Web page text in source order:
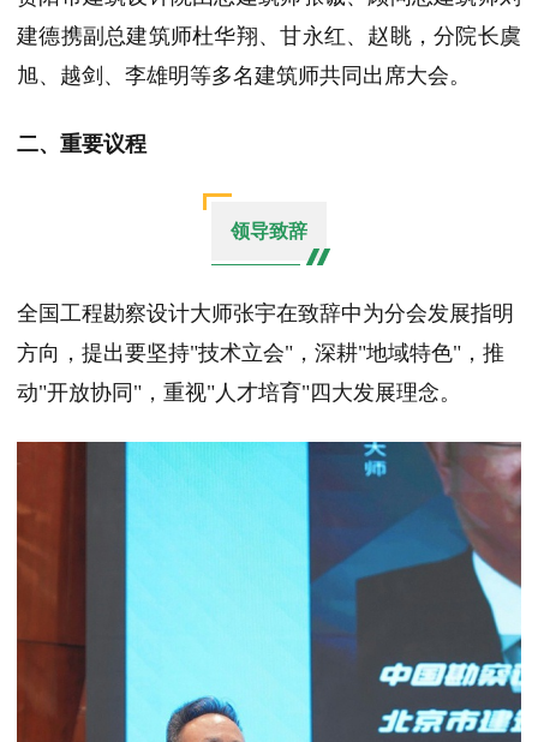
建德携副总建筑师杜华翔、甘永红、赵眺，分院长虞
旭、越剑、李雄明等多名建筑师共同出席大会。
二、重要议程
领导致辞
全国工程勘察设计大师张宇在致辞中为分会发展指明
方向，提出要坚持"技术立会"，深耕"地域特色"，推
动"开放协同"，重视"人才培育"四大发展理念。